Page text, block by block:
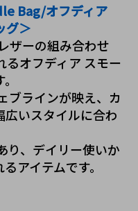
Bag/オフディア
グ＞
ザーの組み合わせ
るオフディア スモー
いスタイルに合わ
アイテムです。